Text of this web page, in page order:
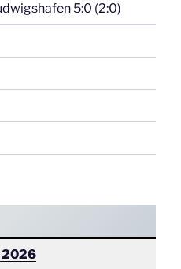
5:0 (2:0)
2026